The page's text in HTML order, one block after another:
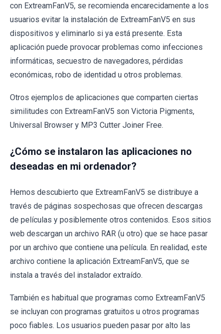
con ExtreamFanV5, se recomienda encarecidamente a los
usuarios evitar la instalación de ExtreamFanV5 en sus
dispositivos y eliminarlo si ya está presente. Esta
aplicación puede provocar problemas como infecciones
informáticas, secuestro de navegadores, pérdidas
económicas, robo de identidad u otros problemas.
Otros ejemplos de aplicaciones que comparten ciertas
similitudes con ExtreamFanV5 son Victoria Pigments,
Universal Browser y MP3 Cutter Joiner Free.
¿Cómo se instalaron las aplicaciones no
deseadas en mi ordenador?
Hemos descubierto que ExtreamFanV5 se distribuye a
través de páginas sospechosas que ofrecen descargas
de películas y posiblemente otros contenidos. Esos sitios
web descargan un archivo RAR (u otro) que se hace pasar
por un archivo que contiene una película. En realidad, este
archivo contiene la aplicación ExtreamFanV5, que se
instala a través del instalador extraído.
También es habitual que programas como ExtreamFanV5
se incluyan con programas gratuitos u otros programas
poco fiables. Los usuarios pueden pasar por alto las